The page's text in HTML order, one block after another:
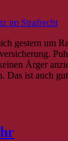
gestern um
Ärger
Das ist auch